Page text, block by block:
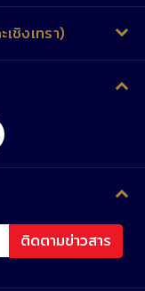
ชิงเทรา)
ติดตามข่าวสาร